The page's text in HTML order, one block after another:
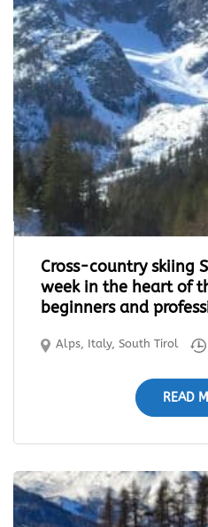
Cross-country skiing
week in the heart of
beginners and
Alps, Italy,South Tirol
READ